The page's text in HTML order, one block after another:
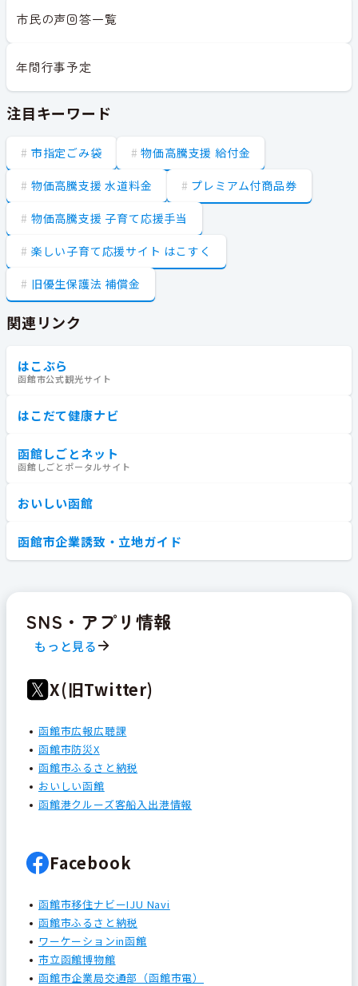
市民の声回答一覧
年間行事予定
注目キーワード
市指定ごみ袋 物価高騰支援 給付金
物価高騰支援 水道料金 プレミアム付商品券
物価高騰支援 子育て応援手当
楽しい子育て応援サイト はこすく
旧優生保護法 補償金
関連リンク
はこぶら
函館市公式観光サイト
はこだて健康ナビ
函館しごとネット
函館しごとポータルサイト
おいしい函館
函館市企業誘致・立地ガイド
SNS・アプリ情報
もっと見る
X(旧Twitter)
函館市広報広聴課
函館市防災X
函館市ふるさと納税
おいしい函館
函館港クルーズ客船入出港情報
Facebook
函館市移住ナビーIJU Navi
函館市ふるさと納税
ワーケーションin函館
市立函館博物館
函館市企業局交通部（函館市電）